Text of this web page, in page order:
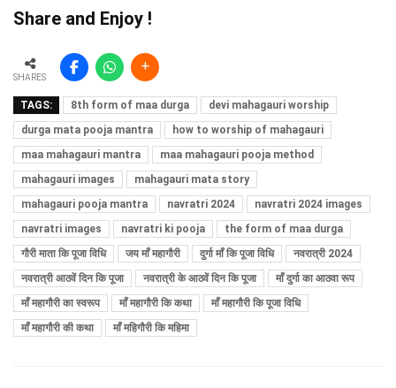
Share and Enjoy !
SHARES
TAGS: 8th form of maa durga
devi mahagauri worship
durga mata pooja mantra
how to worship of mahagauri
maa mahagauri mantra
maa mahagauri pooja method
mahagauri images
mahagauri mata story
mahagauri pooja mantra
navratri 2024
navratri 2024 images
navratri images
navratri ki pooja
the form of maa durga
गौरी माता कि पूजा विधि
जय माँ महागौरी दुर्गा माँ कि पूजा विधि
नवरात्री 2024
नवरात्री आठवें दिन कि पूजा
नवरात्री के आठवें दिन कि पूजा
माँ दुर्गा का आठवा रूप
माँ महागौरी का स्वरूप
माँ महागौरी कि कथा
माँ महागौरी कि पूजा विधि
माँ महागौरी की कथा
माँ महिगौरी कि महिमा